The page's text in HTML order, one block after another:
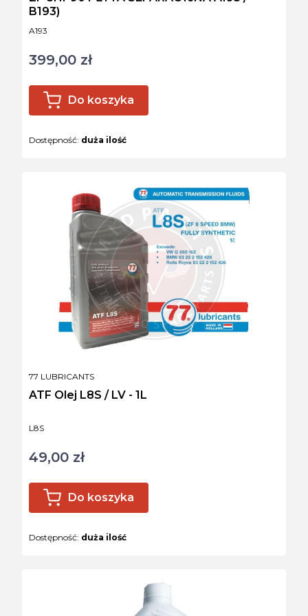
Kod produktu
A193
B193)
Cena
399,00 zł
Do koszyka
Dostępność: duża ilość
Kod produktu
L8S
ATF Olej L8S / LV - 1L
PRODUCENT
77 LUBRICANTS
Cena
49,00 zł
Do koszyka
Dostępność: duża ilość